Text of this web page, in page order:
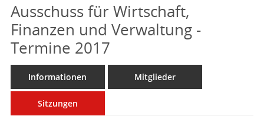
Ausschuss für Wirtschaft,
Finanzen und Verwaltung -
Termine 2017
Informationen Mitglieder
Sitzungen